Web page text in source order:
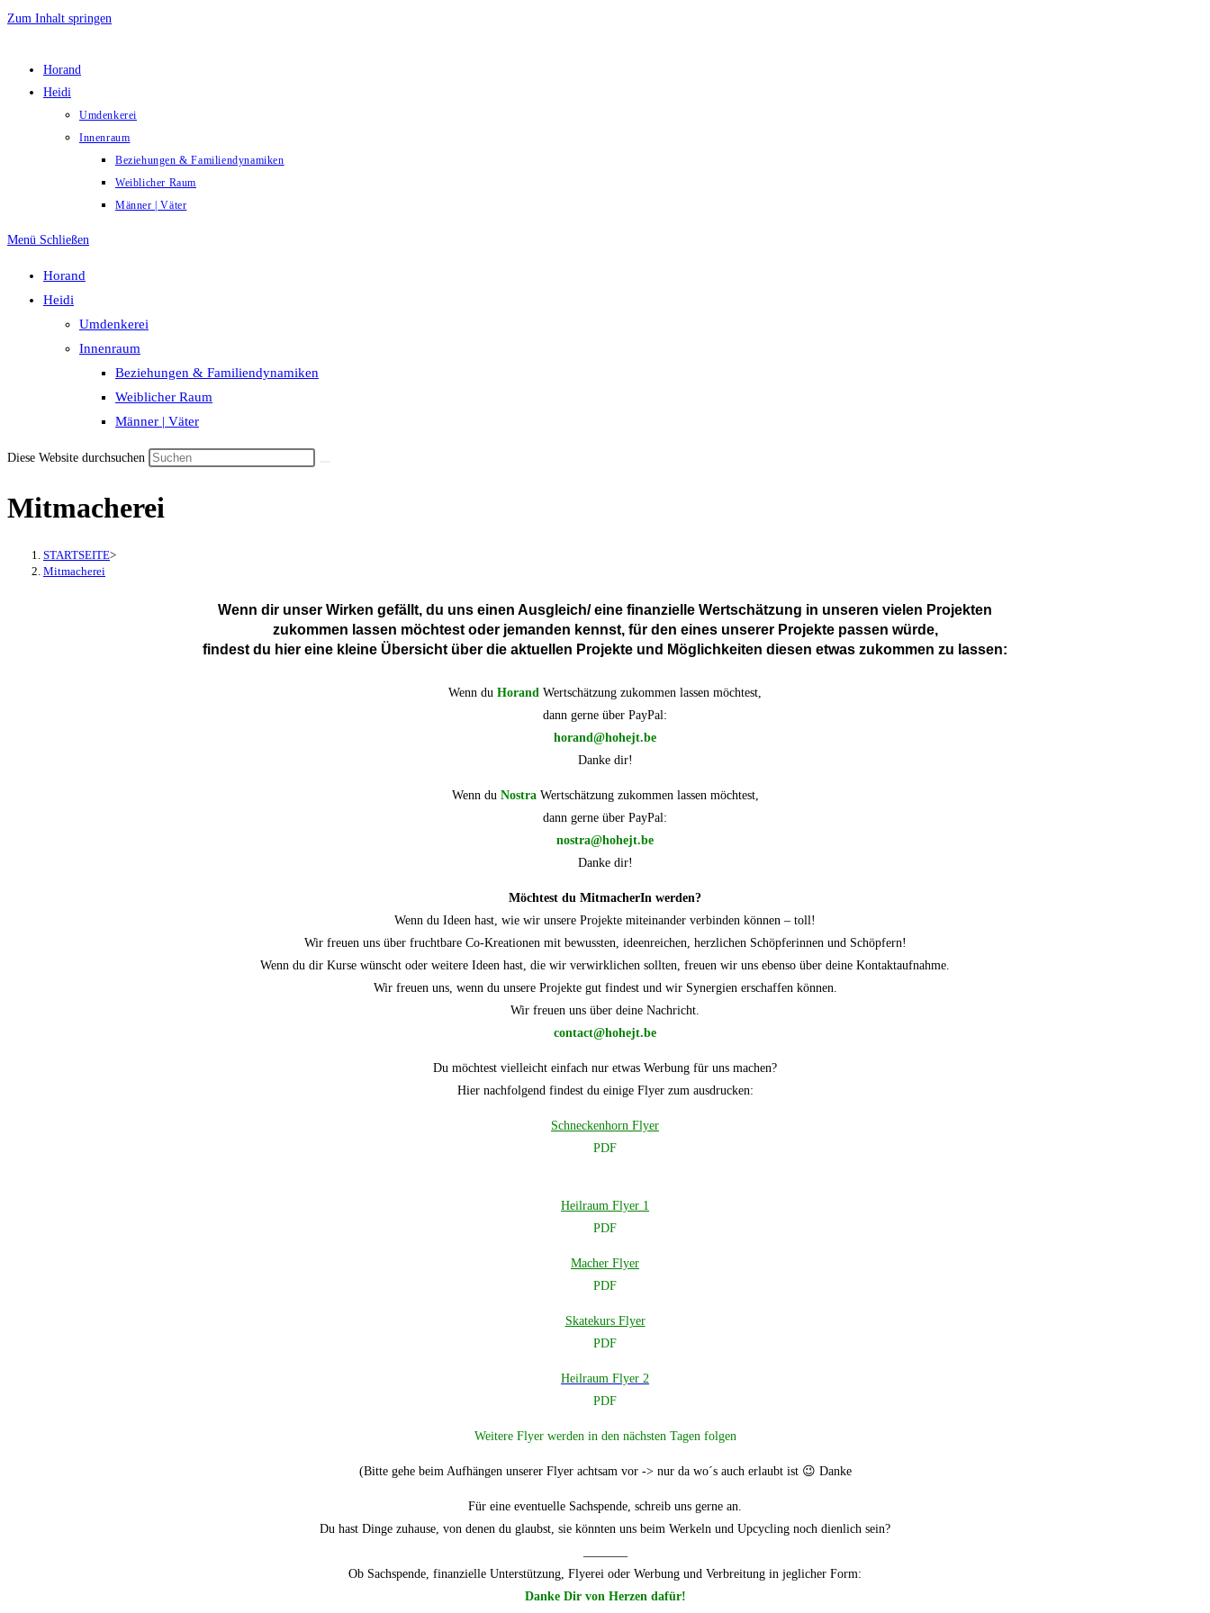
Zum Inhalt springen
Horand
Heidi
Umdenkerei
Innenraum
Beziehungen & Familiendynamiken
Weiblicher Raum
Männer | Väter
Menü Schließen
Horand
Heidi
Umdenkerei
Innenraum
Beziehungen & Familiendynamiken
Weiblicher Raum
Männer | Väter
Diese Website durchsuchen
Mitmacherei
STARTSEITE>
Mitmacherei
Wenn dir unser Wirken gefällt, du uns einen Ausgleich/ eine finanzielle Wertschätzung in unseren vielen Projekten
zukommen lassen möchtest oder jemanden kennst, für den eines unserer Projekte passen würde,
findest du hier eine kleine Übersicht über die aktuellen Projekte und Möglichkeiten diesen etwas zukommen zu lassen:
Wenn du Horand Wertschätzung zukommen lassen möchtest,
dann gerne über PayPal:
horand@hohejt.be
Danke dir!
Wenn du NostraWertschätzung zukommen lassen möchtest,
dann gerne über PayPal:
nostra@hohejt.be
Danke dir!
Möchtest du MitmacherIn werden?
Wenn du Ideen hast, wie wir unsere Projekte miteinander verbinden können – toll!
Wir freuen uns über fruchtbare Co-Kreationen mit bewussten, ideenreichen, herzlichen Schöpferinnen und Schöpfern!
Wenn du dir Kurse wünscht oder weitere Ideen hast, die wir verwirklichen sollten, freuen wir uns ebenso über deine Kontaktaufnahme.
Wir freuen uns, wenn du unsere Projekte gut findest und wir Synergien erschaffen können
Wir freuen uns über deine Nachricht.
contact@hohejt.be
Du möchtest vielleicht einfach nur etwas Werbung für uns machen?
Hier nachfolgend findest du einige Flyer zum ausdrucken:
Schneckenhorn Flyer
PDF
Heilraum Flyer 1
PDF
Macher Flyer
PDF
Skatekurs Flyer
PDF
Heilraum Flyer 2
PDF
Weitere Flyer werden in den nächsten Tagen folgen
(Bitte gehe beim Aufhängen unserer Flyer achtsam vor -> nur da wo´s auch erlaubt ist 😉 Danke
Für eine eventuelle Sachspende, schreib uns gerne an.
Du hast Dinge zuhause, von denen du glaubst, sie könnten uns beim Werkeln und Upcycling noch dienlich sein?
Ob Sachspende, finanzielle Unterstützung, Flyerei oder Werbung und Verbreitung in jeglicher Form:
Danke Dir von Herzen dafür!